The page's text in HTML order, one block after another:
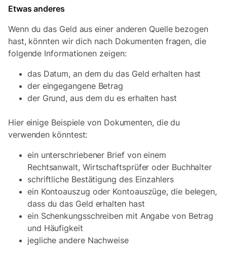
Etwas anderes
Wenn du das Geld aus einer anderen Quelle bezogen
hast, könnten wir dich nach Dokumenten fragen, die
folgende Informationen zeigen:
das Datum, an dem du das Geld erhalten hast
der eingegangene Betrag
der Grund, aus dem du es erhalten hast
Hier einige Beispiele von Dokumenten, die du
verwenden könntest:
ein unterschriebener Brief von einem
Rechtsanwalt, Wirtschaftsprüfer oder Buchhalter
schriftliche Bestätigung des Einzahlers
ein Kontoauszug oder Kontoauszüge, die belegen,
dass du das Geld erhalten hast
ein Schenkungsschreiben mit Angabe von Betrag
und Häufigkeit
jegliche andere Nachweise